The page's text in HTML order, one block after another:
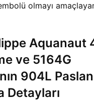
olmayı
Aquanaut
ve 5164G
904L
Detayları